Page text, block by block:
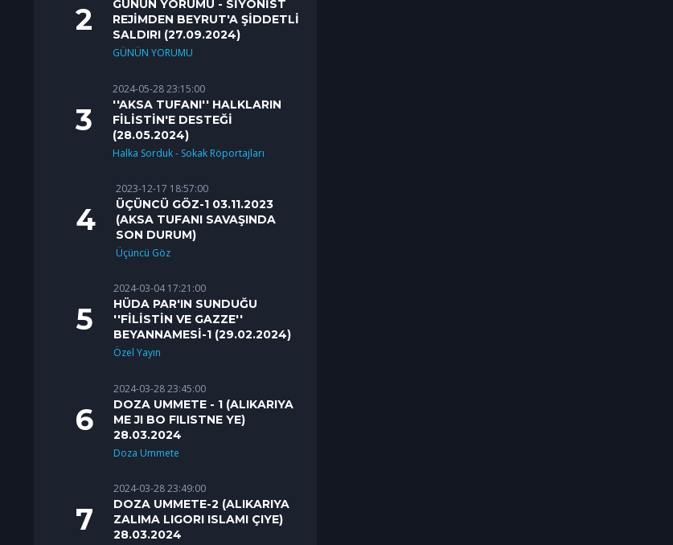
GÜNÜN YORUMU - SİYONİST
REJİMDEN BEYRUT'A ŞİDDETLİ
SALDIRI (27.09.2024)
GÜNÜN YORUMU
2024-05-28 23:15:00
''AKSA TUFANI'' HALKLARIN
FİLİSTİN'E DESTEĞİ
(28.05.2024)
Halka Sorduk - Sokak Röportajları
2023-12-17 18:57:00
ÜÇÜNCÜ GÖZ-1 03.11.2023
(AKSA TUFANI SAVAŞINDA
SON DURUM)
Üçüncü Göz
2024-03-04 17:21:00
HÜDA PAR'IN SUNDUĞU
''FİLİSTİN VE GAZZE''
BEYANNAMESİ-1 (29.02.2024)
Özel Yayın
2024-03-28 23:45:00
DOZA UMMETE - 1 (ALIKARIYA
ME JI BO FILISTNE YE)
28.03.2024
Doza Ummete
2024-03-28 23:49:00
DOZA UMMETE-2 (ALIKARIYA
ZALIMA LIGORI ISLAMI ÇIYE)
28.03.2024